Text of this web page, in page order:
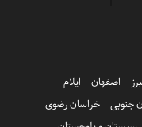
اصفهان
ایلام
جنوبی
خراسان رضوی